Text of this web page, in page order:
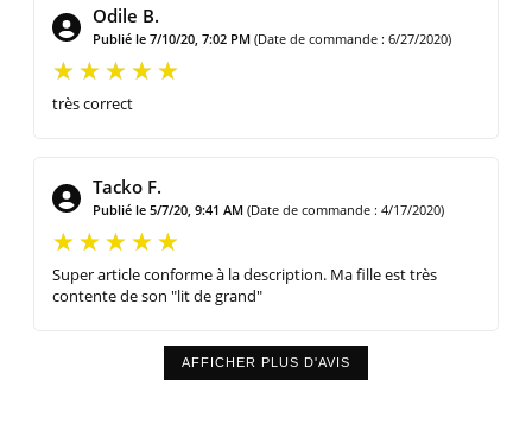
Odile B.
Publié le 7/10/20, 7:02 PM (Date de commande : 6/27/2020)
très correct
Tacko F.
Publié le 5/7/20, 9:41 AM (Date de commande : 4/17/2020)
Super article conforme à la description. Ma fille est très
contente de son "lit de grand"
AFFICHER PLUS D'AVIS